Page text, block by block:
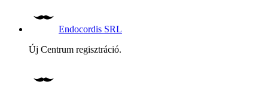
Endocordis SRL
Új Centrum regisztráció.